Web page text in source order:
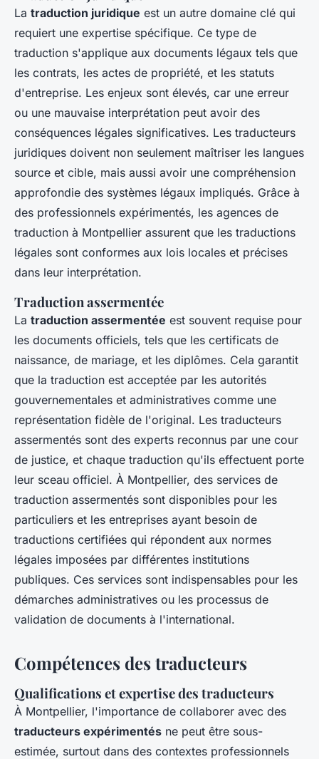
La traduction juridique est un autre domaine clé qui
requiert une expertise spécifique. Ce type de
traduction s'applique aux documents légaux tels que
les contrats, les actes de propriété, et les statuts
d'entreprise. Les enjeux sont élevés, car une erreur
ou une mauvaise interprétation peut avoir des
conséquences légales significatives. Les traducteurs
juridiques doivent non seulement maîtriser les langues
source et cible, mais aussi avoir une compréhension
approfondie des systèmes légaux impliqués. Grâce à
des professionnels expérimentés, les agences de
traduction à Montpellier assurent que les traductions
légales sont conformes aux lois locales et précises
dans leur interprétation.
Traduction assermentée
La traduction assermentée est souvent requise pour
les documents officiels, tels que les certificats de
naissance, de mariage, et les diplômes. Cela garantit
que la traduction est acceptée par les autorités
gouvernementales et administratives comme une
représentation fidèle de l'original. Les traducteurs
assermentés sont des experts reconnus par une cour
de justice, et chaque traduction qu'ils effectuent porte
leur sceau officiel. À Montpellier, des services de
traduction assermentés sont disponibles pour les
particuliers et les entreprises ayant besoin de
traductions certifiées qui répondent aux normes
légales imposées par différentes institutions
publiques. Ces services sont indispensables pour les
démarches administratives ou les processus de
validation de documents à l'international.
Compétences des traducteurs
Qualifications et expertise des traducteurs
À Montpellier, l'importance de collaborer avec des
traducteurs expérimentés ne peut être sous-
estimée, surtout dans des contextes professionnels